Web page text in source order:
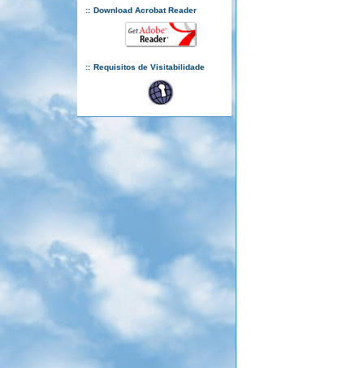
:: Download Acrobat Reader
:: Requisitos de Visitabilidade